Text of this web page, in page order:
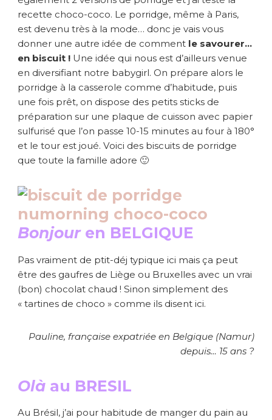
recette choco-coco. Le porridge, même à Paris,
est devenu très à la mode… donc je vais vous
donner une autre idée de comment le savourer…
en biscuit ! Une idée qui nous est d’ailleurs venue
en diversifiant notre babygirl. On prépare alors le
porridge à la casserole comme d’habitude, puis
une fois prêt, on dispose des petits sticks de
préparation sur une plaque de cuisson avec papier
sulfurisé que l’on passe 10-15 minutes au four à 180°
et le tour est joué. Voici des biscuits de porridge
que toute la famille adore 🙂
Bonjouren BELGIQUE
Pas vraiment de ptit-déj typique ici mais ça peut
être des gaufres de Liège ou Bruxelles avec un vrai
(bon) chocolat chaud ! Sinon simplement des
« tartines de choco » comme ils disent ici.
Pauline, française expatriée en Belgique (Namur)
depuis… 15 ans ?
Olà au BRESIL
Au Brésil, j’ai pour habitude de manger du pain au